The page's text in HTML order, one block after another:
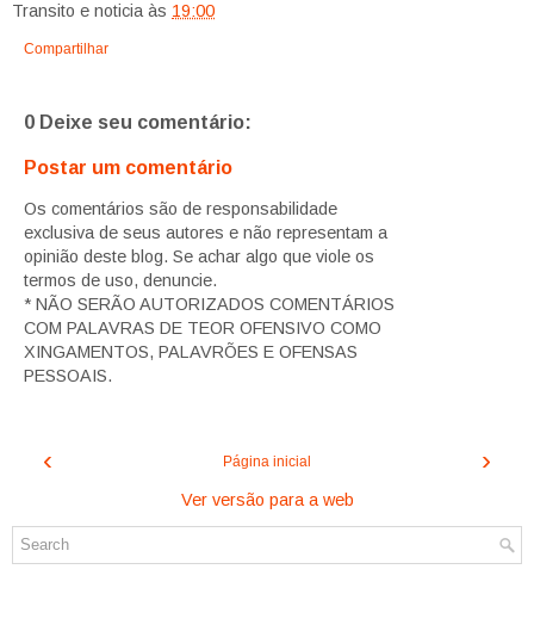
Transito e noticia às 19:00
Compartilhar
0 Deixe seu comentário:
Postar um comentário
Os comentários são de responsabilidade
exclusiva de seus autores e não representam a
opinião deste blog. Se achar algo que viole os
termos de uso, denuncie.
* NÃO SERÃO AUTORIZADOS COMENTÁRIOS
COM PALAVRAS DE TEOR OFENSIVO COMO
XINGAMENTOS, PALAVRÕES E OFENSAS
PESSOAIS.
‹ ›
Página inicial
Ver versão para a web